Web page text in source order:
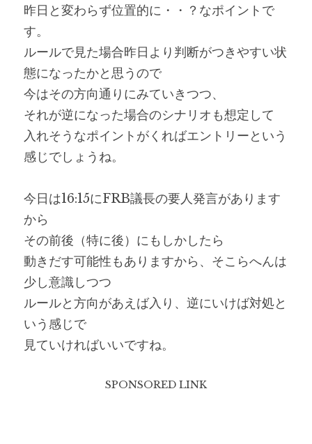
昨日と変わらず位置的に・・？なポイントで
す。
ルールで見た場合昨日より判断がつきやすい状
態になったかと思うので
今はその方向通りにみていきつつ、
それが逆になった場合のシナリオも想定して
入れそうなポイントがくればエントリーという
感じでしょうね。
今日は16:15にFRB議長の要人発言があります
から
その前後（特に後）にもしかしたら
動きだす可能性もありますから、そこらへんは
少し意識しつつ
ルールと方向があえば入り、逆にいけば対処と
いう感じで
見ていければいいですね。
SPONSORED LINK